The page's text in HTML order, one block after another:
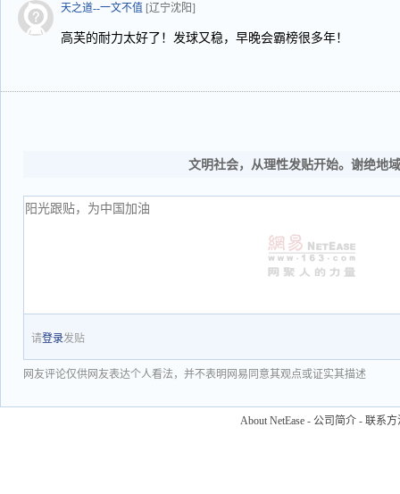
天之道--一文不值 [辽宁沈阳]
高芙的耐力太好了！发球又稳，早晚会霸榜很多年！
文明社会，从理性发贴开始。谢绝地
请登录发贴
网友评论仅供网友表达个人看法，并不表明网易同意其观点或证实其描述
About NetEase - 公司简介 - 联系方